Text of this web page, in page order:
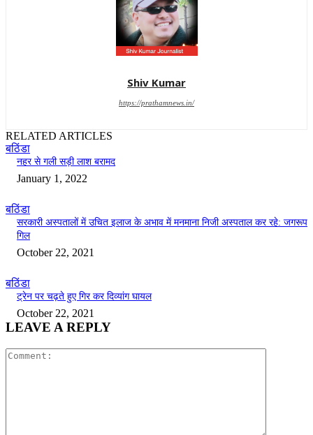
Shiv Kumar
https://prathamnews.in/
RELATED ARTICLES
बठिंडा
नहर से गली सड़ी लाश बरामद
January 1, 2022
बठिंडा
सरकारी अस्पतालों में उचित इलाज के अभाव में मनमाना निजी अस्पताल कर रहे: जगरूप
गिल
October 22, 2021
बठिंडा
ट्रेन पर चढ़ते हुए गिर कर दिव्यांग घायल
October 22, 2021
LEAVE A REPLY